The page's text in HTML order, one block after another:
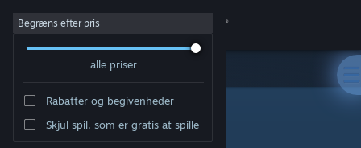
Log på
Begræns efter pris
alle priser
Rabatter og begivenheder
Skjul spil, som er gratis at spille
Udgiver: Atreyu Games Pty. Ltd.